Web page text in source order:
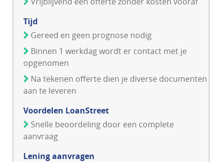
Tijd
Gereed en geen prognose nodig
Binnen 1 werkdag wordt er contact met je
opgenomen
Na tekenen offerte dien je diverse documenten
aan te leveren
Voordelen LoanStreet
Snelle beoordeling door een complete
aanvraag
Lening aanvragen